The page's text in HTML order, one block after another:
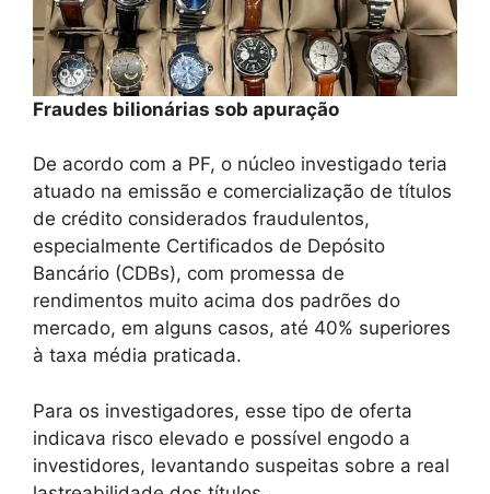
Fraudes bilionárias sob apuração
De acordo com a PF, o núcleo investigado teria
atuado na emissão e comercialização de títulos
de crédito considerados fraudulentos,
especialmente Certificados de Depósito
Bancário (CDBs), com promessa de
rendimentos muito acima dos padrões do
mercado, em alguns casos, até 40% superiores
à taxa média praticada.
Para os investigadores, esse tipo de oferta
indicava risco elevado e possível engodo a
investidores, levantando suspeitas sobre a real